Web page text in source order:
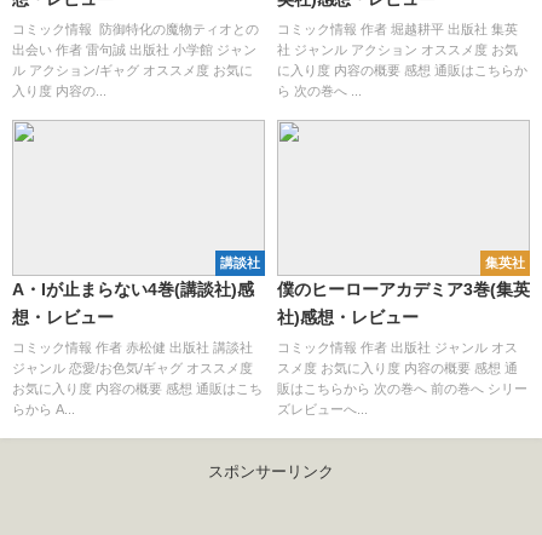
コミック情報 防御特化の魔物ティオとの
出会い 作者 雷句誠 出版社 小学館 ジャン
ル アクション/ギャグ オススメ度 お気に
入り度 内容の...
コミック情報 作者 堀越耕平 出版社 集英
社 ジャンル アクション オススメ度 お気
に入り度 内容の概要 感想 通販はこちらか
ら 次の巻へ ...
講談社
A・Iが止まらない4巻(講談社)感
想・レビュー
コミック情報 作者 赤松健 出版社 講談社
ジャンル 恋愛/お色気/ギャグ オススメ度
お気に入り度 内容の概要 感想 通販はこち
らから A...
集英社
僕のヒーローアカデミア3巻(集英
社)感想・レビュー
コミック情報 作者 出版社 ジャンル オス
スメ度 お気に入り度 内容の概要 感想 通
販はこちらから 次の巻へ 前の巻へ シリー
ズレビューへ...
スポンサーリンク